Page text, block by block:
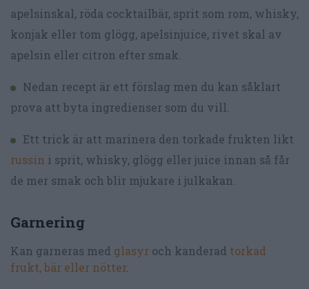
apelsinskal, röda cocktailbär, sprit som rom, whisky,
konjak eller tom glögg, apelsinjuice, rivet skal av
apelsin eller citron efter smak.
Nedan recept är ett förslag men du kan såklart
prova att byta ingredienser som du vill.
Ett trick är att marinera den torkade frukten likt
russin i sprit, whisky, glögg eller juice innan så får
de mer smak och blir mjukare i julkakan.
Garnering
Kan garneras med glasyr och kanderad torkad
frukt, bär eller nötter.